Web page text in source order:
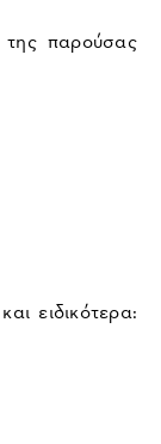
της παρούσας
ειδικότερα: